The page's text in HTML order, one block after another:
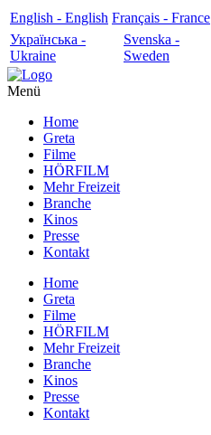
English - English Français - France
Українська -
Ukraine
Svenska -
Sweden
Menü
Home
Greta
Filme
HÖRFILM
Mehr Freizeit
Branche
Kinos
Presse
Kontakt
Home
Greta
Filme
HÖRFILM
Mehr Freizeit
Branche
Kinos
Presse
Kontakt